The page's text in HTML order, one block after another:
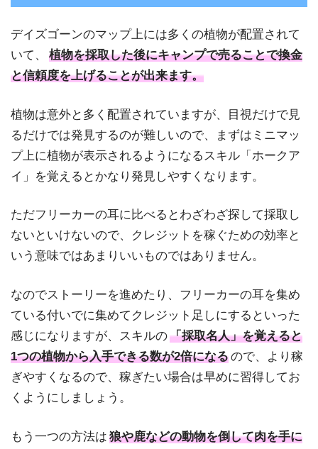
デイズゴーンのマップ上には多くの植物が配置されて
いて、
植物を採取した後にキャンプで売ることで換金
と信頼度を上げることが出来ます。
植物は意外と多く配置されていますが、目視だけで見
るだけでは発見するのが難しいので、まずはミニマッ
プ上に植物が表示されるようになるスキル「ホークア
イ」を覚えるとかなり発見しやすくなります。
ただフリーカーの耳に比べるとわざわざ探して採取し
ないといけないので、クレジットを稼ぐための効率と
いう意味ではあまりいいものではありません。
なのでストーリーを進めたり、フリーカーの耳を集め
ている付いでに集めてクレジット足しにするといった
感じになりますが、スキルの「採取名人」を覚えると
1つの植物から入手できる数が2倍になるので、より稼
ぎやすくなるので、稼ぎたい場合は早めに習得してお
くようにしましょう。
もう一つの方法は 狼や鹿などの動物を倒して肉を手に